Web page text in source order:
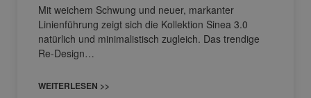
Mit weichem Schwung und neuer, markanter
Linienführung zeigt sich die Kollektion Sinea 3.0
natürlich und minimalistisch zugleich. Das trendige
Re-Design…
WEITERLESEN >>